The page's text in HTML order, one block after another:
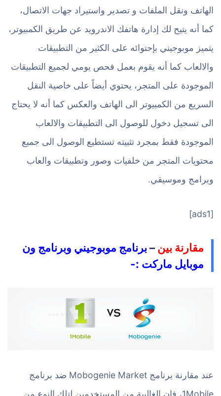
الهاتف ونقل الملفات و تصدير واستيراد جهات الاتصال،
كما أنه يتيح لك إدارة هاتفك الاندرويد عن طريق الكمبيوتر،
يتميز موبوجيني بإحتوائه على الكثير من التطبيقات
والالعاب كما أنه يقوم بعمل فحص يومي لجميع التطبيقات
الموجودة على المتجر، يحتوي أيضاً على خاصية النقل
السريع من الكمبيوتر الى الهاتف والعكس كما أنه لا يحتاج
الى تسجيل دخول للوصول الى التطبيقات والالعاب
الموجودة فقط بمجرد تثبيته تستطيع الوصول الى جميع
محتويات المتجر من خلفيات وصور وتطبيقات والعاب
وبرامج وموسيقي.
[ads1]
مقارنة بين–برنامج موبوجيني وبرنامج ون
موبايل ماركت :-
عند مقارنة برنامج Mobogenie Market ضد برنامج
1Mobile، فإن الغالبية من المستخدمين لتلك النوع من